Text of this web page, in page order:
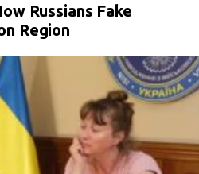
Russians Fake
Region